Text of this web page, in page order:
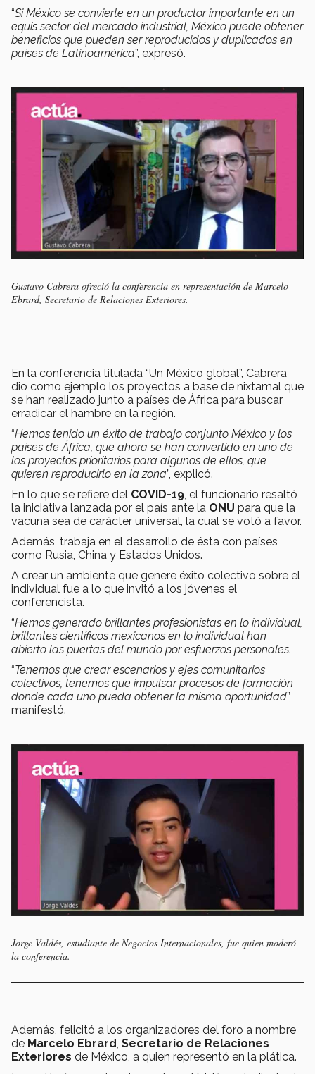
“Si México se convierte en un productor importante en un
equis sector del mercado industrial, México puede obtener
beneficios que pueden ser reproducidos y duplicados en
países de Latinoamérica”, expresó.
Gustavo Cabrera ofreció la conferencia en representación de Marcelo
Ebrard, Secretario de Relaciones Exteriores.
En la conferencia titulada “Un México global”, Cabrera
dio como ejemplo los proyectos a base de nixtamal que
se han realizado junto a países de África para buscar
erradicar el hambre en la región.
“Hemos tenido un éxito de trabajo conjunto México y los
países de África, que ahora se han convertido en uno de
los proyectos prioritarios para algunos de ellos, que
quieren reproducirlo en la zona”, explicó.
En lo que se refiere del COVID-19, el funcionario resaltó
la iniciativa lanzada por el país ante la ONU para que la
vacuna sea de carácter universal, la cual se votó a favor.
Además, trabaja en el desarrollo de ésta con países
como Rusia, China y Estados Unidos.
A crear un ambiente que genere éxito colectivo sobre el
individual fue a lo que invitó a los jóvenes el
conferencista.
“Hemos generado brillantes profesionistas en lo individual,
brillantes científicos mexicanos en lo individual han
abierto las puertas del mundo por esfuerzos personales.
“Tenemos que crear escenarios y ejes comunitarios
colectivos, tenemos que impulsar procesos de formación
donde cada uno pueda obtener la misma oportunidad”,
manifestó.
Jorge Valdés, estudiante de Negocios Internacionales, fue quien moderó
la conferencia.
Además, felicitó a los organizadores del foro a nombre
de Marcelo Ebrard, Secretario de Relaciones
Exteriores de México, a quien representó en la plática.